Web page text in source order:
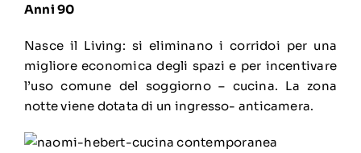
Anni 90
Nasce il Living: si eliminano i corridoi per una
migliore economica degli spazi e per incentivare
l’uso comune del soggiorno – cucina. La zona
notte viene dotata di un ingresso- anticamera.